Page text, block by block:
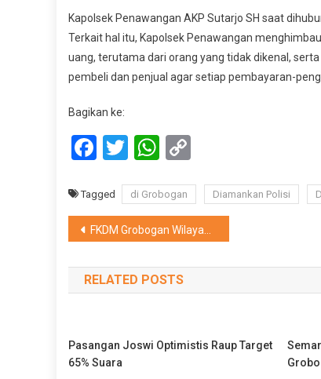
Kapolsek Penawangan AKP Sutarjo SH saat
Terkait hal itu, Kapolsek Penawangan
uang, terutama dari orang yang tidak dikenal,
pembeli dan penjual agar setiap pembayaran-
Bagikan ke:
Facebook
TwitterWhatsApp
Tagged di Grobogan Diamankan Polisi
Navigasi
pos
FKDM Grobogan Wilayah Timur Gelar Pembekalan Dan Konsolidasi
RELATED POSTS
Pasangan Joswi Optimistis Raup Target
65% Suara